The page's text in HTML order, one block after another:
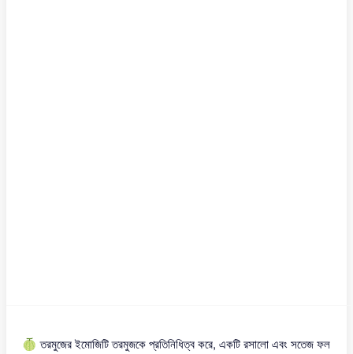
🍈 তরমুজের ইমোজিটি তরমুজকে প্রতিনিধিত্ব করে, একটি রসালো এবং সতেজ ফল